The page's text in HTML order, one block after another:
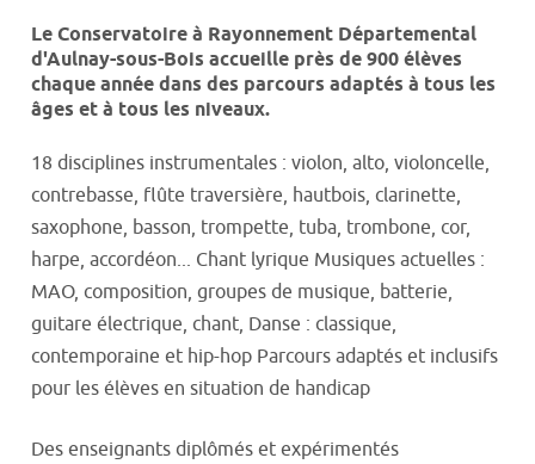
Le Conservatoire à Rayonnement Départemental
d'Aulnay-sous-Bois accueille près de 900 élèves
chaque année dans des parcours adaptés à tous les
âges et à tous les niveaux.
18 disciplines instrumentales : violon, alto, violoncelle,
contrebasse, flûte traversière, hautbois, clarinette,
saxophone, basson, trompette, tuba, trombone, cor,
harpe, accordéon... Chant lyrique Musiques actuelles :
MAO, composition, groupes de musique, batterie,
guitare électrique, chant, Danse : classique,
contemporaine et hip-hop Parcours adaptés et inclusifs
pour les élèves en situation de handicap
Des enseignants diplômés et expérimentés